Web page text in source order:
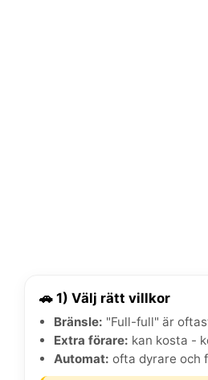
🚗 1) Välj rätt villkor
Bränsle: "Full-full" är
Extra förare: kan kosta -
Automat: ofta dyrare och